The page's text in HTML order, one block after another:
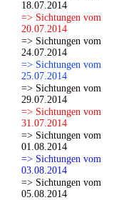
18.07.2014
=> Sichtungen vom
20.07.2014
=> Sichtungen vom
24.07.2014
=> Sichtungen vom
25.07.2014
=> Sichtungen vom
29.07.2014
=> Sichtungen vom
31.07.2014
=> Sichtungen vom
01.08.2014
=> Sichtungen vom
03.08.2014
=> Sichtungen vom
05.08.2014